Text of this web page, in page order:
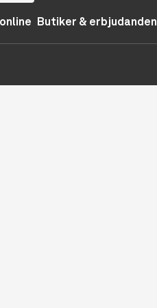
Butiker & erbjudanden